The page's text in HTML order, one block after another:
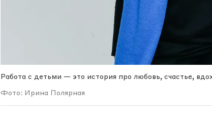
Работа с детьми — это история про любовь, счастье,
Фото: Ирина Полярная